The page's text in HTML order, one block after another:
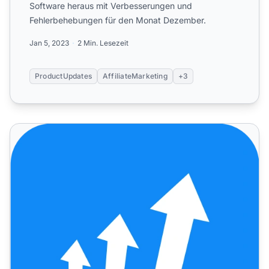
Software heraus mit Verbesserungen und
Fehlerbehebungen für den Monat Dezember.
Jan 5, 2023 2 Min. Lesezeit
ProductUpdates AffiliateMarketing +3
Verbesserungen und Fehlerbehebungen für Februar 2023